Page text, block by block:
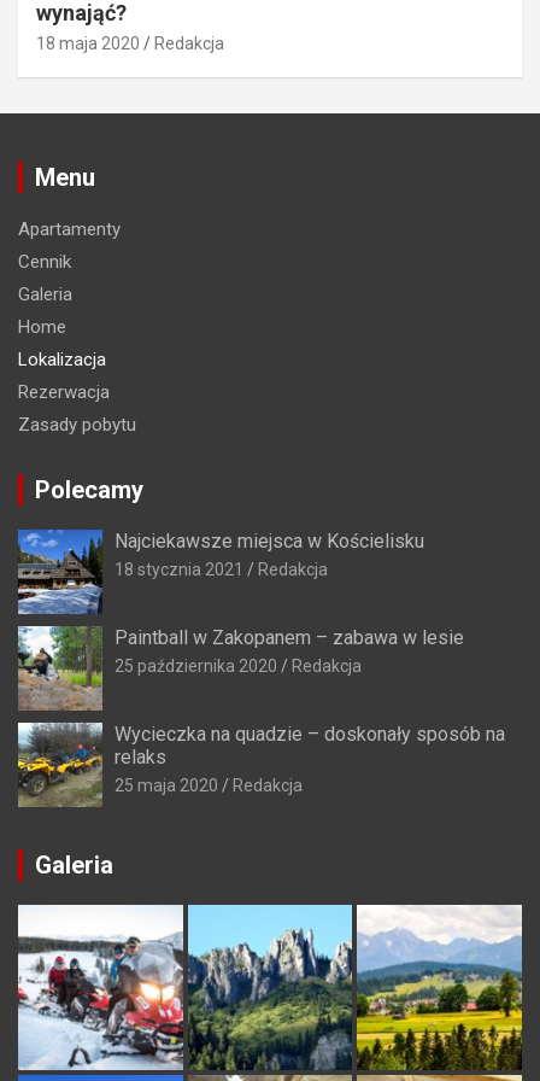
wynająć?
18 maja 2020 Redakcja
Menu
Apartamenty
Cennik
Galeria
Home
Lokalizacja
Rezerwacja
Zasady pobytu
Polecamy
Najciekawsze miejsca w Kościelisku
18 stycznia 2021 Redakcja
Paintball w Zakopanem – zabawa w lesie
25 października 2020 Redakcja
Wycieczka na quadzie – doskonały sposób na
relaks
25 maja 2020 Redakcja
Galeria